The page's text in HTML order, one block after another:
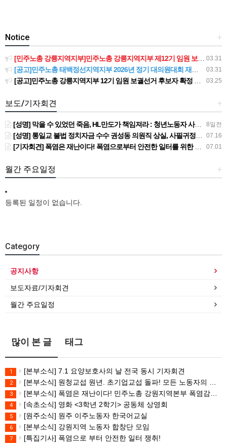
+
Notice
03.31
[민주노총 강릉지역지부]민주노총 강릉지역지부 제12기 임원 보궐선거결과 공고
03.31
[공고]민주노총 태백정선지역지부 2026년 정기 대의원대회 재소집 건
03.25
[공고]민주노총 강릉지역지부 12기 임원 보궐선거 후보자 확정 공고
+
보도/기자회견
8일전
[성명] 막을 수 있었던 죽음, HL만도가 책임져라 : 청년노동자 사망사고의 철저한 진상규명과 재발방지 대책 마련하라
07.16
[성명] 통일교 불법 정치자금 수수 권성동 의원직 상실, 사필귀정이다
07.01
[기자회견] 폭염은 재난이다! 폭염으로부터 안전한 일터를 위한 민주노총 강원지역본부 폭염감시단 선포 기자회견
+
월간 주요일정
등록된 일정이 없습니다.
Category
공지사항
보도자료/기자회견
월간 주요일정
많이 본 글 태그
1 [본부소식] 7.1 요양보호사의 날 전국 동시 기자회견
2 [본부소식] 원청교섭 원년. 초기업교섭 돌파! 모든 노동자의 노동기본권 쟁취! 민주노총 7.15 총파업대회
3 [본부소식] 폭염은 재난이다! 민주노총 강원지역본부 폭염감시단 선포 기자회견
4 [속초소식] 영화 <3학년 2학기> 공동체 상영회
5 [원주소식] 원주 이주노동자 한국어교실
6 [본부소식] 강원지역 노동자 합창단 모임
7 [특집기사] 폭염으로 부터 안전한 일터 쟁취!